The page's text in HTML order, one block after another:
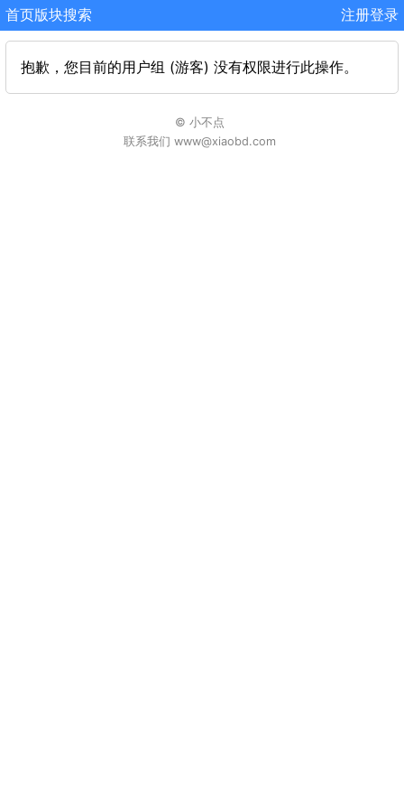
首页版块搜索 注册登录
抱歉，您目前的用户组 (游客) 没有权限进行此操作。
© 小不点
联系我们 www@xiaobd.com